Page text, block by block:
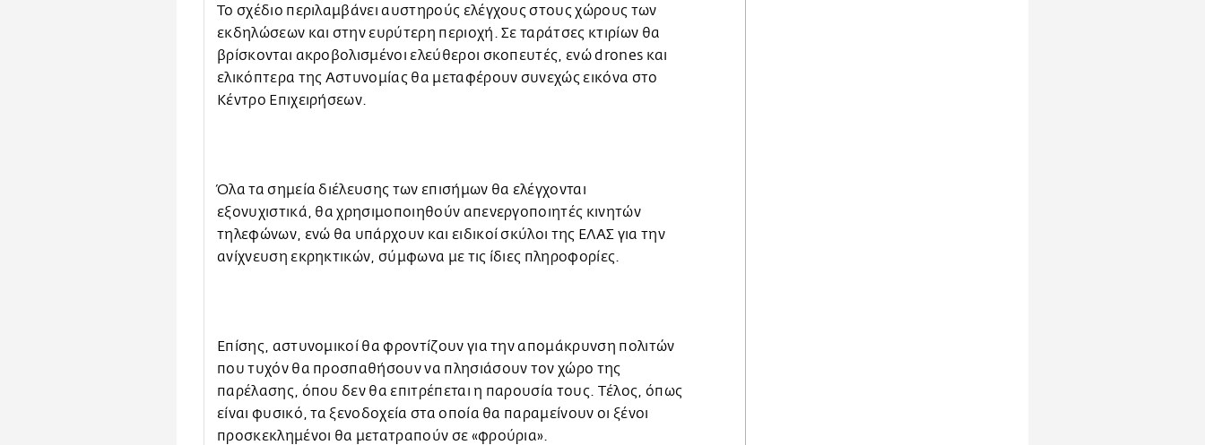
Το σχέδιο περιλαμβάνει αυστηρούς ελέγχους στους χώρους των
εκδηλώσεων και στην ευρύτερη περιοχή. Σε ταράτσες κτιρίων θα
βρίσκονται ακροβολισμένοι ελεύθεροι σκοπευτές, ενώ drones και
ελικόπτερα της Αστυνομίας θα μεταφέρουν συνεχώς εικόνα στο
Κέντρο Επιχειρήσεων.
Όλα τα σημεία διέλευσης των επισήμων θα ελέγχονται
εξονυχιστικά, θα χρησιμοποιηθούν απενεργοποιητές κινητών
τηλεφώνων, ενώ θα υπάρχουν και ειδικοί σκύλοι της ΕΛΑΣ για την
ανίχνευση εκρηκτικών,σύμφωνα με τις ίδιες πληροφορίες.
Επίσης, αστυνομικοί θα φροντίζουν για την απομάκρυνση πολιτών
που τυχόν θα προσπαθήσουν να πλησιάσουν τον χώρο της
παρέλασης, όπου δεν θα επιτρέπεται η παρουσία τους. Τέλος, όπως
είναι φυσικό, τα ξενοδοχεία στα οποία θα παραμείνουν οι ξένοι
προσκεκλημένοι θα μετατραπούν σε «φρούρια».